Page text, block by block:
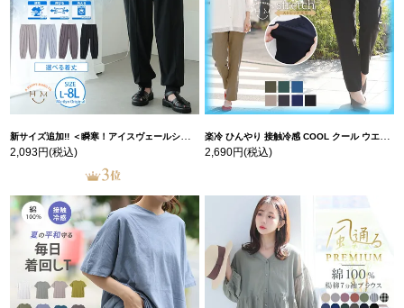
新サイズ追加!! ＜瞬寒！アイスヴェールシリーズ＞ 美脚 ジョガーパンツ 【ウェストゴム】 【ストレッチ】 | 大きいサイズの通販ならハッピーマリリン
2,093円(税込)
楽冷 ひんやり 接触冷感 COOL クール ウエストゴム 楽ちん ストレッチ 美脚 レギパン 【ストレッチ】 | 大きいサイズの通販ならハッピーマリリン
2,690円(税込)